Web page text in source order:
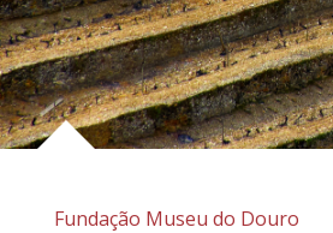
Fundação Museu do Douro